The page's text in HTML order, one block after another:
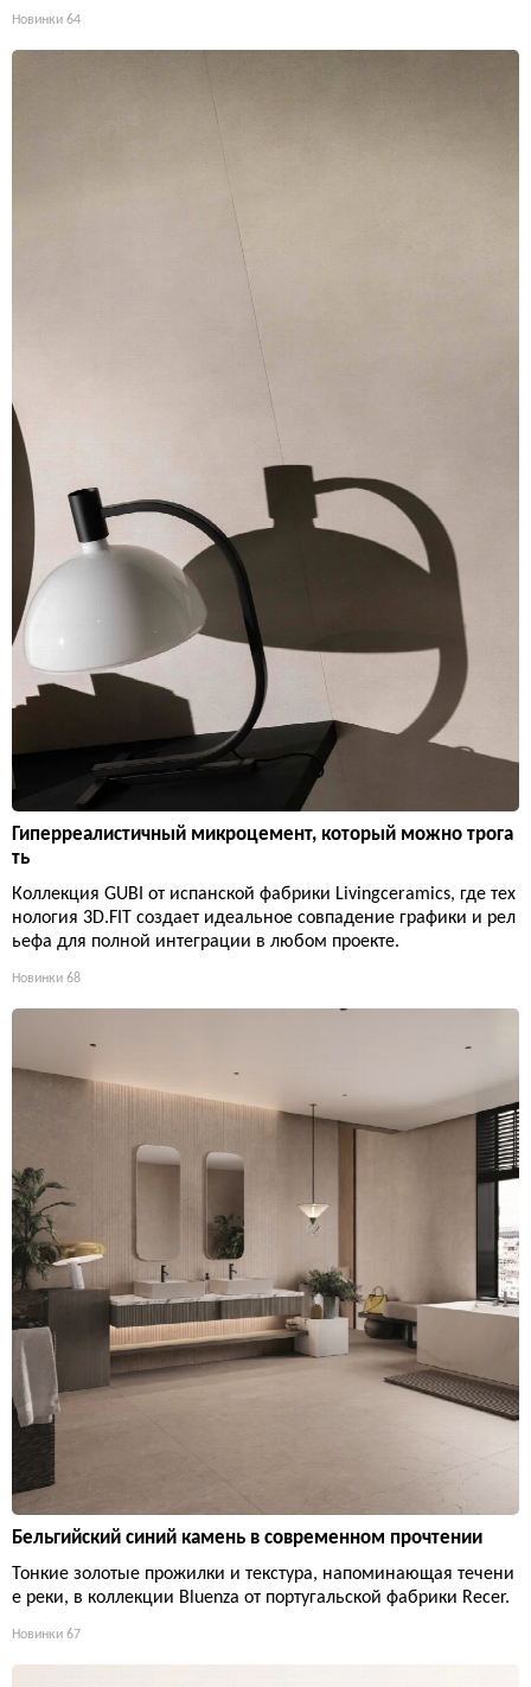
Новинки 64
Гиперреалистичный микроцемент, который можно трога
ть
Коллекция GUBI от испанской фабрики Livingceramics, где тех
нология 3D.FIT создает идеальное совпадение графики и рел
ьефа для полной интеграции в любом проекте.
Новинки 68
Бельгийский синий камень в современном прочтении
Тонкие золотые прожилки и текстура, напоминающая течени
е реки, в коллекции Bluenza от португальской фабрики Recer.
Новинки 67